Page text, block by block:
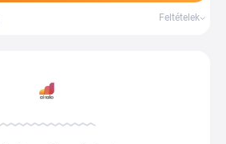
Feltételek